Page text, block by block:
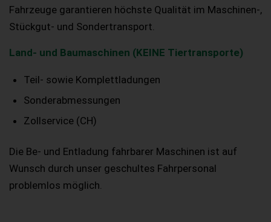
Fahrzeuge garantieren höchste Qualität im Maschinen-,
Stückgut- und Sondertransport.
Land- und Baumaschinen (KEINE Tiertransporte)
Teil- sowie Komplettladungen
Sonderabmessungen
Zollservice (CH)
Die Be- und Entladung fahrbarer Maschinen ist auf
Wunsch durch unser geschultes Fahrpersonal
problemlos möglich.